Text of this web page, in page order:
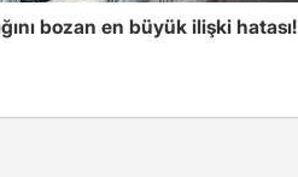
bozan en büyük ilişki hatası!